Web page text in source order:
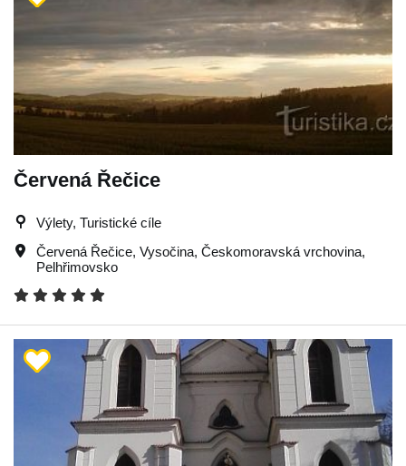
Červená Řečice
Výlety, Turistické cíle
Červená Řečice, Vysočina, Českomoravská vrchovina,
Pelhřimovsko